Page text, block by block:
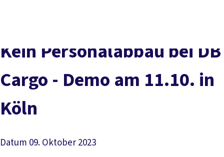
Politik in NRW
Service
Mitmachen
Kein Personalabbau bei DB
Cargo - Demo am 11.10. in
Köln
Datum 09. Oktober 2023